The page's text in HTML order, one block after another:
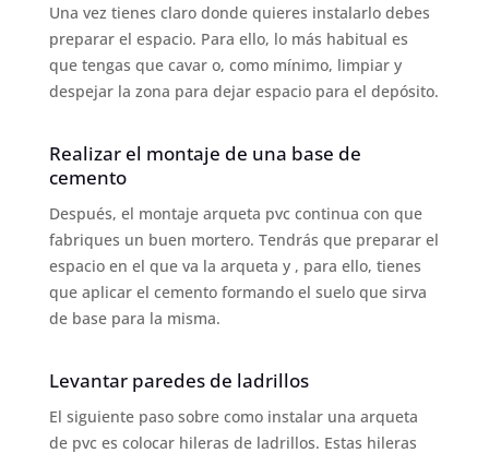
Una vez tienes claro donde quieres instalarlo debes
preparar el espacio. Para ello, lo más habitual es
que tengas que cavar o, como mínimo, limpiar y
despejar la zona para dejar espacio para el depósito.
Realizar el montaje de una base de
cemento
Después, el montaje arqueta pvc continua con que
fabriques un buen mortero. Tendrás que preparar el
espacio en el que va la arqueta y , para ello, tienes
que aplicar el cemento formando el suelo que sirva
de base para la misma.
Levantar paredes de ladrillos
El siguiente paso sobre como instalar una arqueta
de pvc es colocar hileras de ladrillos. Estas hileras